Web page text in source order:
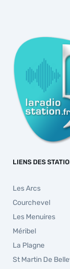
LIENS DES
Les Arcs
Courchevel
Les Menuires
Méribel
La Plagne
St Martin De